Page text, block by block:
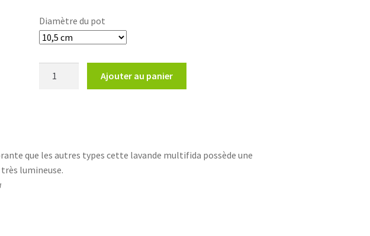
Diamètre du pot
Ajouter au panier
que les autres types cette lavande multifida possède une
lumineuse.